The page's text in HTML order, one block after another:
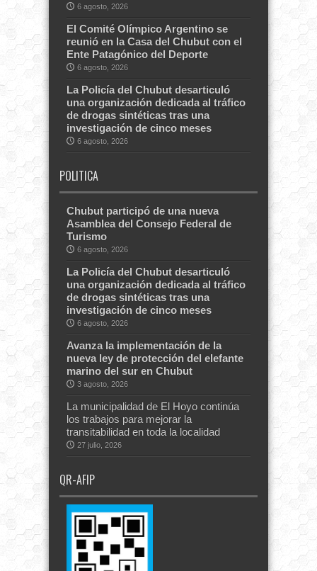
6 agosto, 2026
El Comité Olímpico Argentino se
reunió en la Casa del Chubut con el
Ente Patagónico del Deporte
6 agosto, 2026
La Policía del Chubut desarticuló
una organización dedicada al tráfico
de drogas sintéticas tras una
investigación de cinco meses
6 agosto, 2026
POLITICA
Chubut participó de una nueva
Asamblea del Consejo Federal de
Turismo
6 agosto, 2026
La Policía del Chubut desarticuló
una organización dedicada al tráfico
de drogas sintéticas tras una
investigación de cinco meses
6 agosto, 2026
Avanza la implementación de la
nueva ley de protección del elefante
marino del sur en Chubut
3 agosto, 2026
La municipalidad de El Hoyo continúa
los trabajos para mejorar la
transitabilidad en toda la localidad
27 julio, 2026
QR-AFIP